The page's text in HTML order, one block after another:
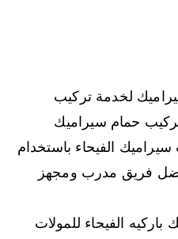
لخدمة تركيب
حمام سيراميك
الفيحاء باستخدام
فريق مدرب ومجهز
الفيحاء للمولات